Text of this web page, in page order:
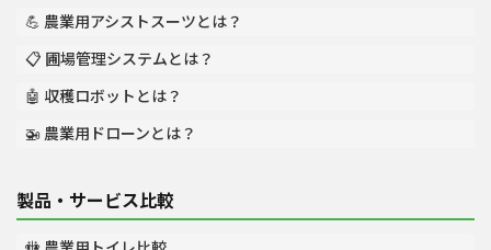
💪 農業用アシストスーツとは？
📋 圃場管理システムとは？
🤖 収穫ロボットとは？
🚁 農業用ドローンとは？
製品・サービス比較